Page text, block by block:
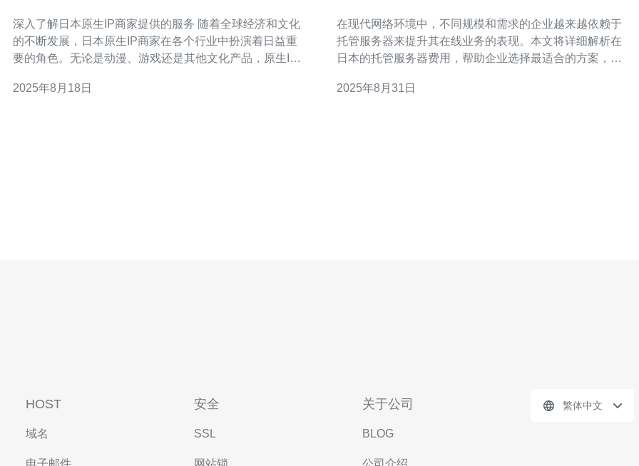
深入了解日本原生IP商家提供的服务 随着全球经济和文化
的不断发展，日本原生IP商家在各个行业中扮演着日益重
要的角色。无论是动漫、游戏还是其他文化产品，原生IP
IP商家的世界，探索他们提供的各种服务，以及如何利用
2025年8月18日
在现代网络环境中，不同规模和需求的企业越来越依赖于
托管服务器来提升其在线业务的表现。本文将详细解析在
日本的托管服务器费用，帮助企业选择最适合的方案，特
出色。 日本托管服务器的市场现状 随着互联网的迅猛发
2025年8月31日
HOST
域名
电子邮件
安全
SSL
网站锁
关于公司
BLOG
公司介绍
繁体中文